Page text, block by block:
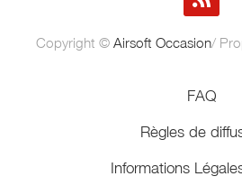
Copyright © Airsoft Occasion/
FAQ
Règles de
Informations